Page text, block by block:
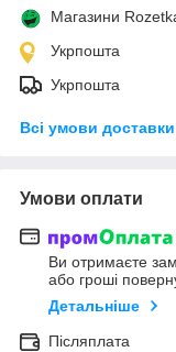
Магазини
Укрпошта
Укрпошта
Всі умови доставки
Умови оплати
Ви отримаєте
або гроші
Детальніше
Післяплата